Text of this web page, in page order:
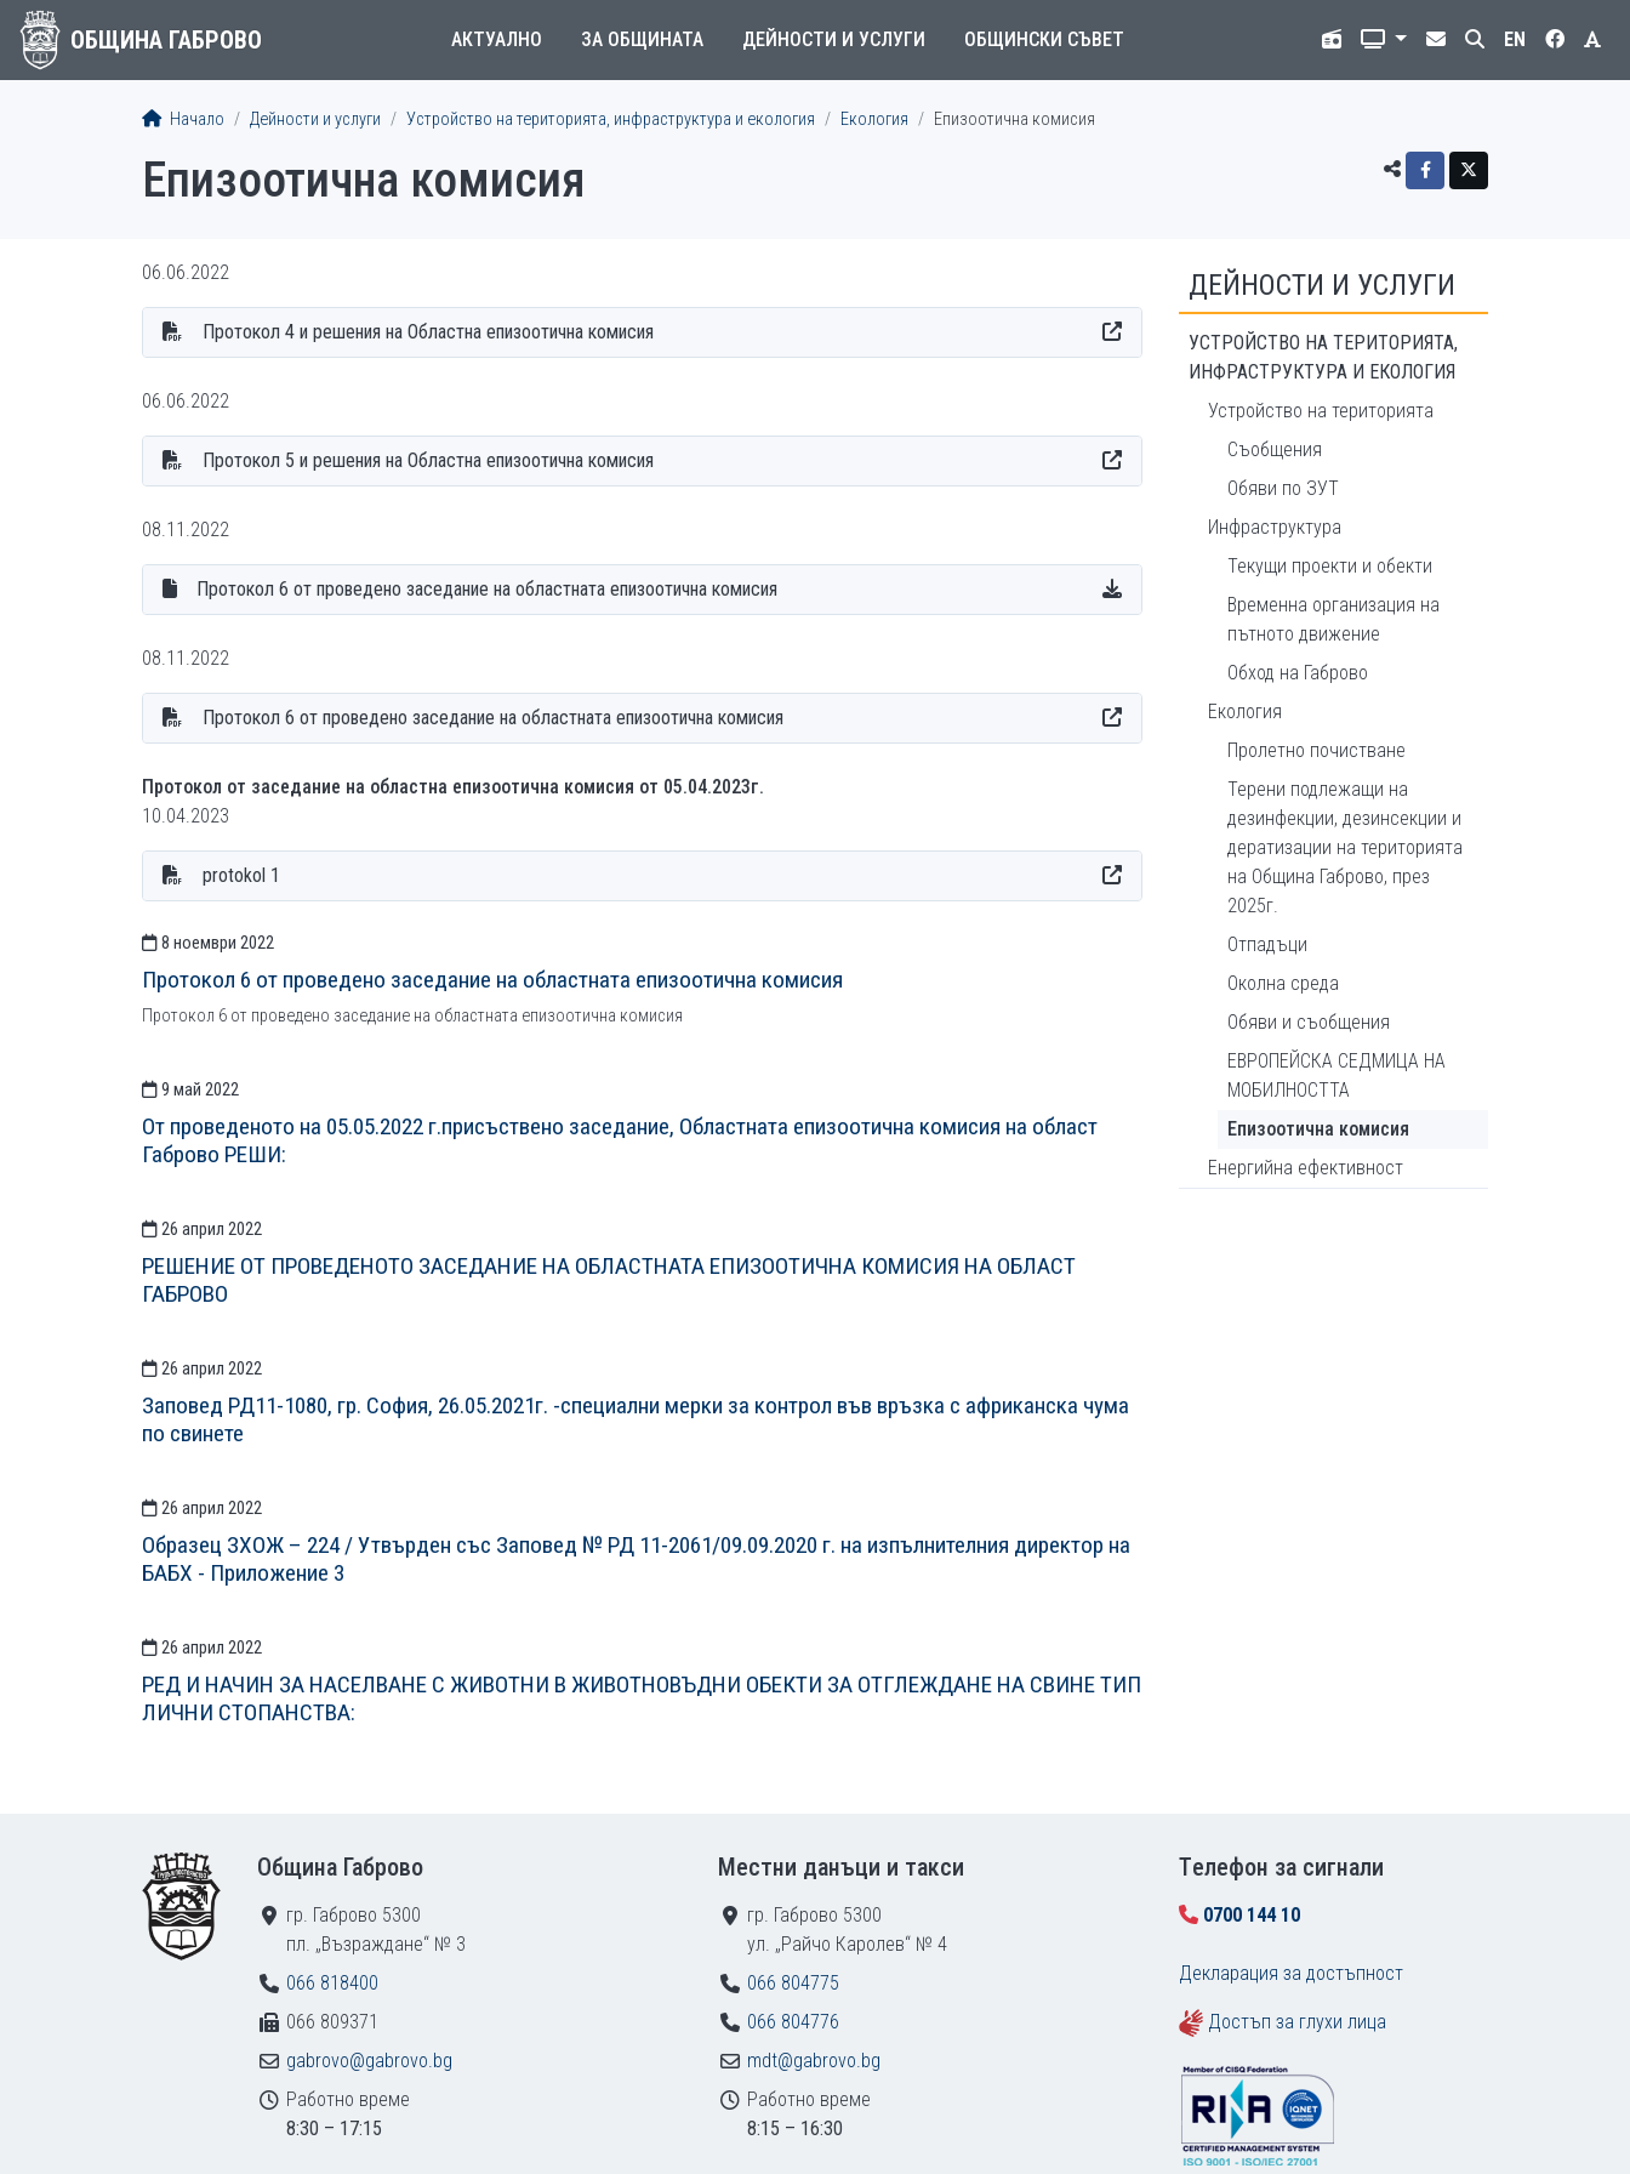
ОБЩИНА ГАБРОВО АКТУАЛНО ЗА ОБЩИНАТА ДЕЙНОСТИ И УСЛУГИ ОБЩИНСКИ СЪВЕТ EN
Начало Дейности и услуги Устройство на територията, инфраструктура и екология Екология Епизоотична комисия
Епизоотична комисия
06.06.2022
Протокол 4 и решения на Областна епизоотична комисия
06.06.2022
Протокол 5 и решения на Областна епизоотична комисия
08.11.2022
Протокол 6 от проведено заседание на областната епизоотична комисия
08.11.2022
Протокол 6 от проведено заседание на областната епизоотична комисия
Протокол от заседание на областна епизоотична комисия от 05.04.2023г.
10.04.2023
protokol 1
СТАТИИСТАТИИ
8 ноември 2022
Протокол 6 от проведено заседание на областната епизоотична комисия
Протокол 6 от проведено заседание на областната епизоотична комисия
9 май 2022
От проведеното на 05.05.2022 г.присъствено заседание, Областната епизоотична комисия на област
Габрово РЕШИ:
26 април 2022
РЕШЕНИЕ ОТ ПРОВЕДЕНОТО ЗАСЕДАНИЕ НА ОБЛАСТНАТА ЕПИЗООТИЧНА КОМИСИЯ НА ОБЛАСТ
ГАБРОВО
26 април 2022
Заповед РД11-1080, гр. София, 26.05.2021г. -специални мерки за контрол във връзка с африканска чума
по свинете
26 април 2022
Образец ЗХОЖ – 224 / Утвърден със Заповед № РД 11-2061/09.09.2020 г. на изпълнителния директор на
БАБХ - Приложение 3
26 април 2022
РЕД И НАЧИН ЗА НАСЕЛВАНЕ С ЖИВОТНИ В ЖИВОТНОВЪДНИ ОБЕКТИ ЗА ОТГЛЕЖДАНЕ НА СВИНЕ ТИП
ЛИЧНИ СТОПАНСТВА:
ДЕЙНОСТИ И УСЛУГИ
УСТРОЙСТВО НА ТЕРИТОРИЯТА,
ИНФРАСТРУКТУРА И ЕКОЛОГИЯ
Устройство на територията
Съобщения
Обяви по ЗУТ
Инфраструктура
Текущи проекти и обекти
Временна организация на
пътното движение
Обход на Габрово
Екология
Пролетно почистване
Терени подлежащи на
дезинфекции, дезинсекции и
дератизации на територията
на Община Габрово, през
2025г.
Отпадъци
Околна среда
Обяви и съобщения
ЕВРОПЕЙСКА СЕДМИЦА НА
МОБИЛНОСТТА
Епизоотична комисия
Енергийна ефективност
Община Габрово
гр. Габрово 5300
пл. „Възраждане“ № 3
066 818400
066 809371
gabrovo@gabrovo.bg
Работно време
8:30 – 17:15
Местни данъци и такси
гр. Габрово 5300
ул. „Райчо Каролев“ № 4
066 804775
066 804776
mdt@gabrovo.bg
Работно време
8:15 – 16:30
Tелефон за сигнали
0700 144 10
Декларация за достъпност
Достъп за глухи лица